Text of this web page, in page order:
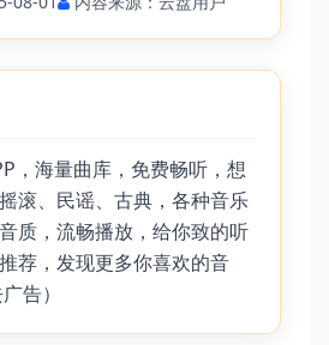
，海量曲库，免费畅听，想
滚、民谣、古典，各种音乐
质，流畅播放，给你致的听
荐，发现更多你喜欢的音
告）